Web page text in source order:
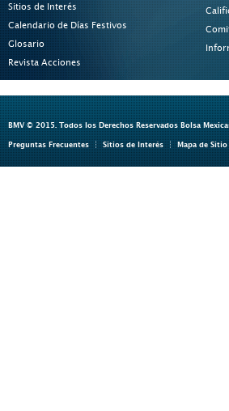
Sitios de Interés
Calendario de Días Festivos
Glosario
Revista Acciones
BMV © 2015. Todos los Derechos Reservados Bolsa
Preguntas Frecuentes Sitios de Interés Mapa de Sitio